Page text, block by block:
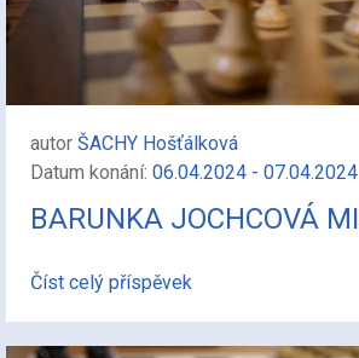
autor ŠACHY Hošťálková
Datum konání: 06.04.2024 - 07.04.2024
BARUNKA JOCHCOVÁ
Číst celý příspěvek